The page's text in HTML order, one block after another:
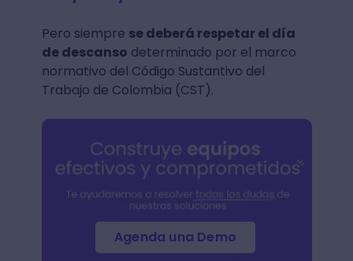
Pero siempre se deberá respetar el día
de descanso determinado por el marco
normativo del Código Sustantivo del
Trabajo de Colombia (CST).
Agenda una Demo